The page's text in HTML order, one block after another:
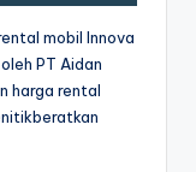
mobil Innova
PT Aidan
harga rental